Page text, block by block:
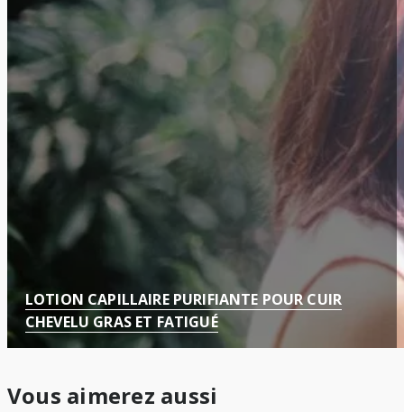
LOTION CAPILLAIRE PURIFIANTE POUR CUIR
CHEVELU GRAS ET FATIGUÉ
Vous aimerez aussi